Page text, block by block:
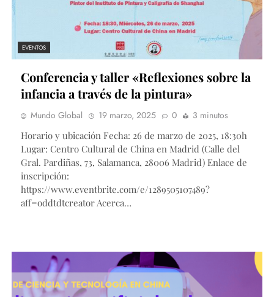
EVENTOS
Conferencia y taller «Reflexiones sobre la
infancia a través de la pintura»
Mundo Global 19 marzo, 2025 0
3 minutos
Horario y ubicación Fecha: 26 de marzo de 2025, 18:30h
Lugar: Centro Cultural de China en Madrid (Calle del
Gral. Pardiñas, 73, Salamanca, 28006 Madrid) Enlace de
inscripción:
https://www.eventbrite.com/e/1289505107489?
aff=oddtdtcreator Acerca…